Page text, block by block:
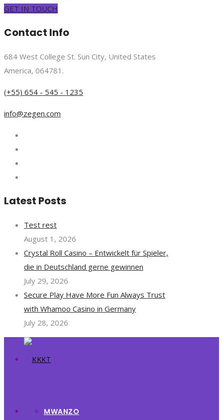
GET IN TOUCH
Contact Info
684 West College St. Sun City, United States
America, 064781.
(+55) 654 - 545 - 1235
info@zegen.com
Latest Posts
Test rest
August 1, 2026
Crystal Roll Casino – Entwickelt für Spieler,
die in Deutschland gerne gewinnen
July 29, 2026
Secure Play Have More Fun Always Trust
with Whamoo Casino in Germany
July 28, 2026
MWANZO